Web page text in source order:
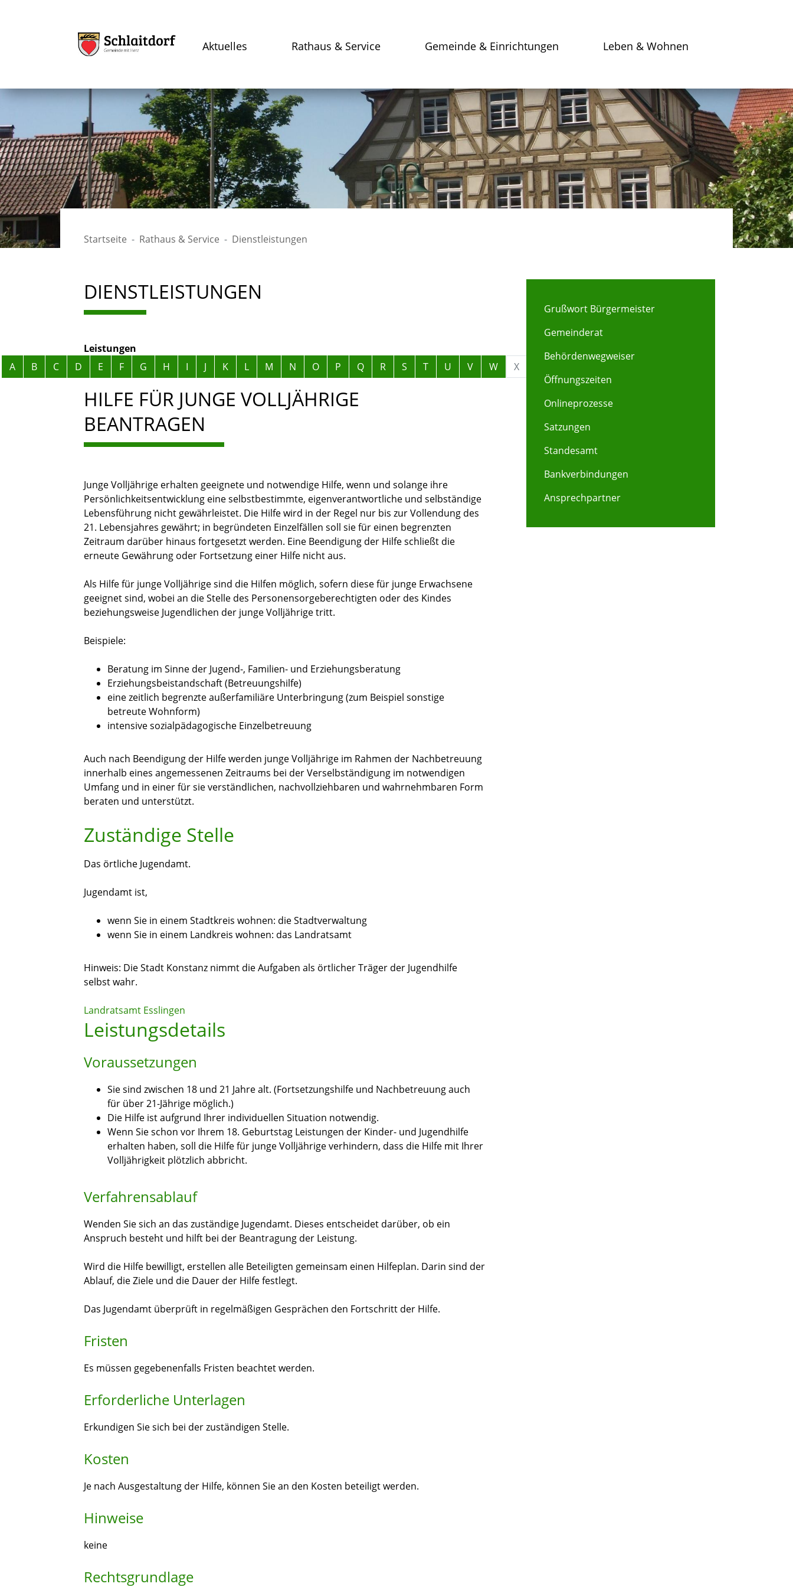
Aktuelles Rathaus & Service Gemeinde & Einrichtungen Leben & Wohnen
Startseite Rathaus & Service Dienstleistungen
DIENSTLEISTUNGEN
Leistungen
Alphabetisches Register überspringen
A B C D E F G H I J K L M N O P Q R S T U V W X
HILFE FÜR JUNGE VOLLJÄHRIGE
BEANTRAGEN
Junge Volljährige erhalten geeignete und notwendige Hilfe, wenn und solange ihre
Persönlichkeitsentwicklung eine selbstbestimmte, eigenverantwortliche und selbständige
Lebensführung nicht gewährleistet. Die Hilfe wird in der Regel nur bis zur Vollendung des
21. Lebensjahres gewährt; in begründeten Einzelfällen soll sie für einen begrenzten
Zeitraum darüber hinaus fortgesetzt werden. Eine Beendigung der Hilfe schließt die
erneute Gewährung oder Fortsetzung einer Hilfe nicht aus.
Als Hilfe für junge Volljährige sind die Hilfen möglich, sofern diese für junge Erwachsene
geeignet sind, wobei an die Stelle des Personensorgeberechtigten oder des Kindes
beziehungsweise Jugendlichen der junge Volljährige tritt.
Beispiele:
Beratung im Sinne der Jugend-, Familien- und Erziehungsberatung
Erziehungsbeistandschaft (Betreuungshilfe)
eine zeitlich begrenzte außerfamiliäre Unterbringung (zum Beispiel sonstige
betreute Wohnform)
intensive sozialpädagogische Einzelbetreuung
Auch nach Beendigung der Hilfe werden junge Volljährige im Rahmen der Nachbetreuung
innerhalb eines angemessenen Zeitraums bei der Verselbständigung im notwendigen
Umfang und in einer für sie verständlichen, nachvollziehbaren und wahrnehmbaren Form
beraten und unterstützt.
Zuständige Stelle
Das örtliche Jugendamt.
Jugendamt ist,
wenn Sie in einem Stadtkreis wohnen: die Stadtverwaltung
wenn Sie in einem Landkreis wohnen: das Landratsamt
Hinweis: Die Stadt Konstanz nimmt die Aufgaben als örtlicher Träger der Jugendhilfe
selbst wahr.
Landratsamt Esslingen
Leistungsdetails
Voraussetzungen
Sie sind zwischen 18 und 21 Jahre alt. (Fortsetzungshilfe und Nachbetreuung auch
für über 21-Jährige möglich.)
Die Hilfe ist aufgrund Ihrer individuellen Situation notwendig.
Wenn Sie schon vor Ihrem 18. Geburtstag Leistungen der Kinder- und Jugendhilfe
erhalten haben, soll die Hilfe für junge Volljährige verhindern, dass die Hilfe mit Ihrer
Volljährigkeit plötzlich abbricht.
Verfahrensablauf
Wenden Sie sich an das zuständige Jugendamt. Dieses entscheidet darüber, ob ein
Anspruch besteht und hilft bei der Beantragung der Leistung.
Wird die Hilfe bewilligt, erstellen alle Beteiligten gemeinsam einen Hilfeplan. Darin sind der
Ablauf, die Ziele und die Dauer der Hilfe festlegt.
Das Jugendamt überprüft in regelmäßigen Gesprächen den Fortschritt der Hilfe.
Fristen
Es müssen gegebenenfalls Fristen beachtet werden.
Erforderliche Unterlagen
Erkundigen Sie sich bei der zuständigen Stelle.
Kosten
Je nach Ausgestaltung der Hilfe, können Sie an den Kosten beteiligt werden.
Hinweise
keine
Rechtsgrundlage
Grußwort Bürgermeister
Gemeinderat
Behördenwegweiser
Öffnungszeiten
Onlineprozesse
Satzungen
Standesamt
Bankverbindungen
Ansprechpartner